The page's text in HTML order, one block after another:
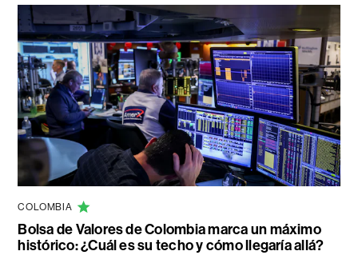
COLOMBIA
Bolsa de Valores de Colombia marca un máximo
histórico: ¿Cuál es su techo y cómo llegaría allá?